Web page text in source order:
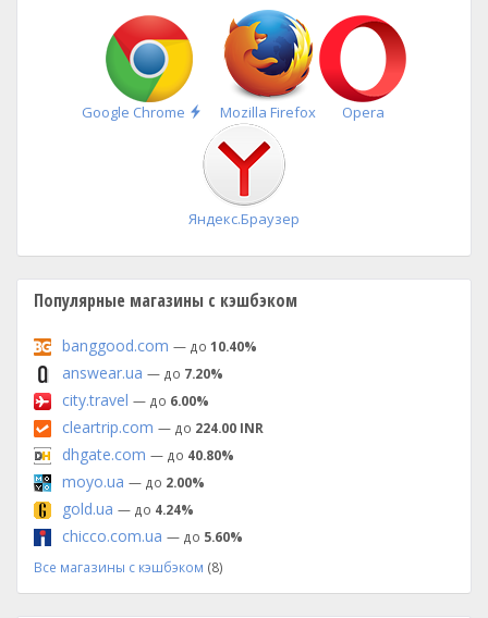
Google Chrome
Быстрая
установка
Mozilla Firefox Opera
Яндекс.Браузер
Популярные магазины с кэшбэком
banggood.com — до 10.40%
answear.ua — до 7.20%
city.travel — до 6.00%
cleartrip.com — до 224.00 INR
dhgate.com — до 40.80%
moyo.ua — до 2.00%
gold.ua — до 4.24%
chicco.com.ua — до 5.60%
Все магазины с кэшбэком (8)